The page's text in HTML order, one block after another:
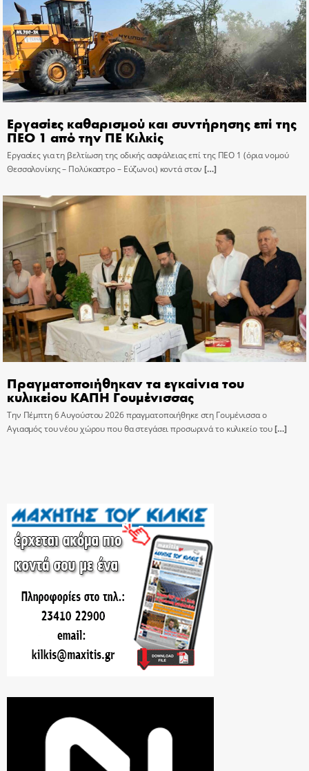
Εργασίες καθαρισμού και συντήρησης επί της
ΠΕΟ 1 από την ΠΕ Κιλκίς
Εργασίες για τη βελτίωση της οδικής ασφάλειας επί της ΠΕΟ 1 (όρια νομού
Θεσσαλονίκης – Πολύκαστρο – Εύζωνοι) κοντά στον […]
Πραγματοποιήθηκαν τα εγκαίνια του
κυλικείου ΚΑΠΗ Γουμένισσας
Την Πέμπτη 6 Αυγούστου 2026 πραγματοποιήθηκε στη Γουμένισσα ο
Αγιασμός του νέου χώρου που θα στεγάσει προσωρινά το κυλικείο του[…]